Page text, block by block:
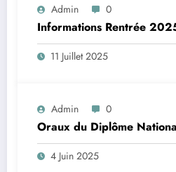
Admin 0
Informations Rentrée
11 Juillet 2025
Admin 0
Oraux du Diplôme
4 Juin 2025